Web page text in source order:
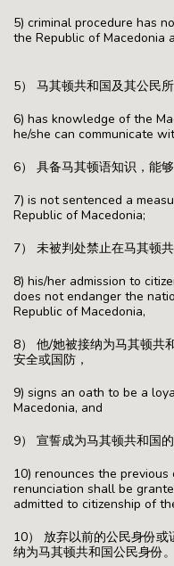
5) criminal procedure has
the Republic of Macedonia
5） 马其顿共和国及其公民
6) has knowledge of the
he/she can communicate
6） 具备马其顿语知识，能
7) is not sentenced a
Republic of Macedonia;
7） 未被判处禁止在马其顿
8) his/her admission to
does not endanger the
Republic of Macedonia,
8） 他/她被接纳为马其顿共
安全或国防，
9) signs an oath to be a
Macedonia, and
9） 宣誓成为马其顿共和国
10) renounces the
renunciation shall be
admitted to citizenship of
10） 放弃以前的公民身份
纳为马其顿共和国公民身份。